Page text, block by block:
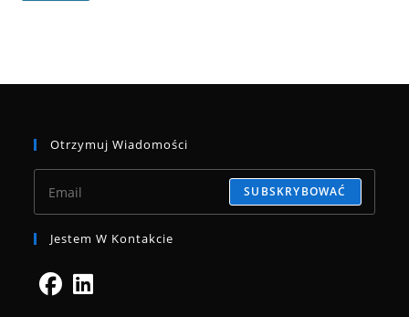
Otrzymuj Wiadomości
SUBSKRYBOWAĆ
Jestem W Kontakcie